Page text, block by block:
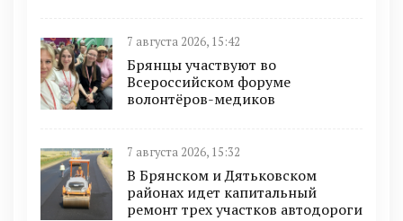
7 августа 2026, 15:42
Брянцы участвуют во
Всероссийском форуме
волонтёров-медиков
7 августа 2026, 15:32
В Брянском и Дятьковском
районах идет капитальный
ремонт трех участков автодороги